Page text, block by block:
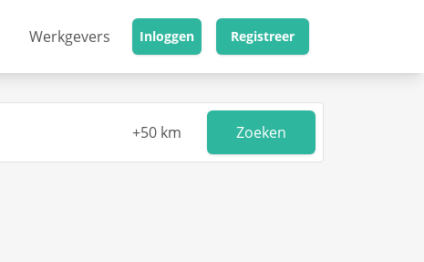
Werkgevers Inloggen Registreer
Zoeken